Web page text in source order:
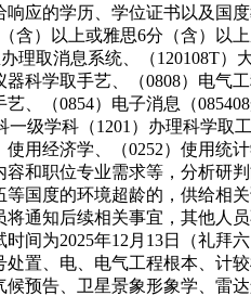
应的学历、学位证书以及国
）以上或雅思6分（含）以
取消息系统、（120108T）
科学取手艺、（0808）电气
、（0854）电子消息（
级学科（1201）办理科学
用经济学、（0252）使用
和职位专业需求等，分析研
国度的环境超龄的，供给相
通知后续相关事宜，其他人
间为2025年12月13日（礼拜
置、电、电气工程根本、计
预告、卫星景象形象学、雷